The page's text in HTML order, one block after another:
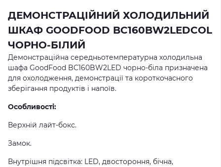
ДЕМОНСТРАЦІЙНИЙ ХОЛОДИЛЬНИЙ
ШКАФ GOODFOOD BC160BW2LEDCOL
ЧОРНО-БІЛИЙ
Демонстраційна середньотемпературна холодильна
шафа GoodFood BC160BW2LED чорно-біла призначена
для охолодження, демонстрації та короткочасного
зберігання продуктів і напоїв.
Особливості:
Верхній лайт-бокс.
Замок.
Внутрішня підсвітка: LED, двостороння, бічна,